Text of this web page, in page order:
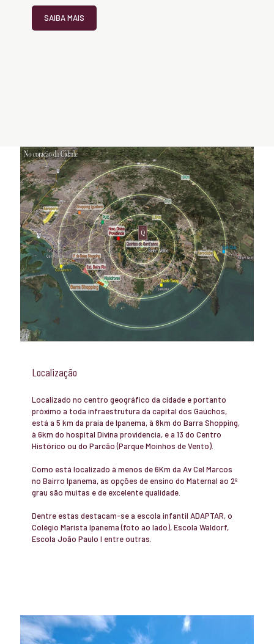
SAIBA MAIS
Localização
Localizado no centro geográfico da cidade e portanto
próximo a toda infraestrutura da capital dos Gaúchos,
está a 5 km da praia de Ipanema, à 8km do Barra Shopping,
à 6km do hospital Divina providencia, e a 13 do Centro
Histórico ou do Parcão (Parque Moinhos de Vento).
Como está localizado à menos de 6Km da Av Cel Marcos
no Bairro Ipanema, as opções de ensino do Maternal ao 2º
grau são muitas e de excelente qualidade.
Dentre estas destacam-se a escola infantil ADAPTAR, o
Colégio Marista Ipanema (foto ao lado), Escola Waldorf,
Escola João Paulo I entre outras.